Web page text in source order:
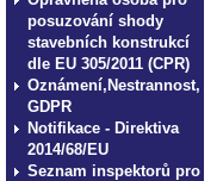
posuzování shody
stavebních konstrukcí
dle EU 305/2011 (CPR)
Oznámení,Nestrannost,
GDPR
Notifikace - Direktiva
2014/68/EU
Seznam inspektorů pro